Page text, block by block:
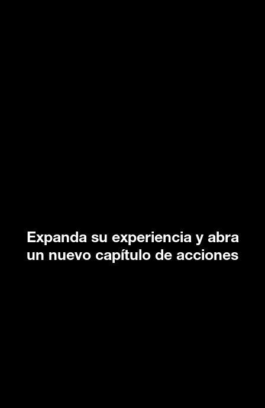
Expanda su experiencia y abra
un nuevo capítulo de acciones